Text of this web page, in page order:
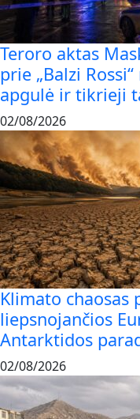
Teroro aktas
prie „Balzi
apgulė ir tikrieji
02/08/2026
Klimato chaosas
liepsnojančios
Antarktidos
02/08/2026